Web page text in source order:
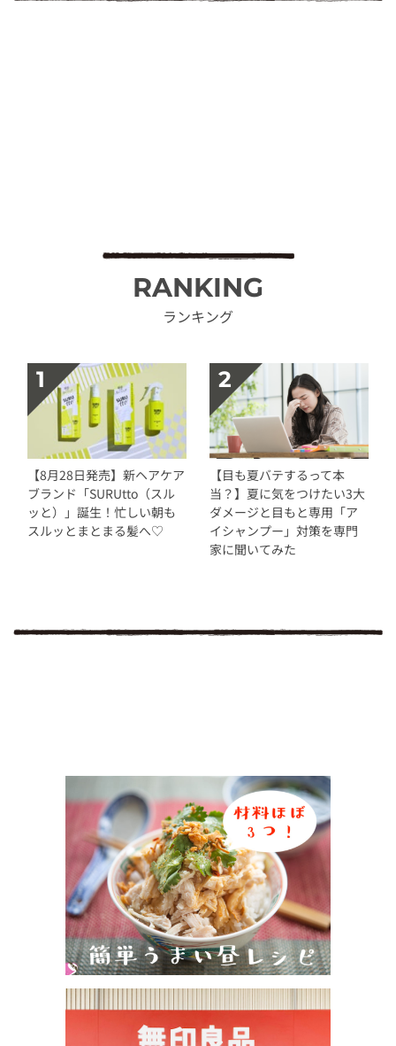
RANKING
ランキング
【8月28日発売】新ヘアケア
ブランド「SURUtto（スル
ッと）」誕生！忙しい朝も
スルッとまとまる髪へ♡
【目も夏バテするって本
当？】夏に気をつけたい3大
ダメージと目もと専用「ア
イシャンプー」対策を専門
家に聞いてみた